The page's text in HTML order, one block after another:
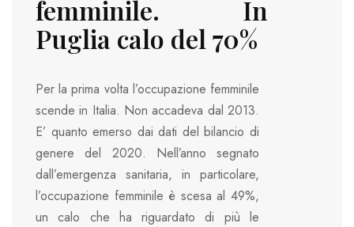
femminile. In
Puglia calo del 70%
Per la prima volta l’occupazione femminile
scende in Italia. Non accadeva dal 2013.
E’ quanto emerso dai dati del bilancio di
genere del 2020. Nell’anno segnato
dall’emergenza sanitaria, in particolare,
l’occupazione femminile è scesa al 49%,
un calo che ha riguardato di più le